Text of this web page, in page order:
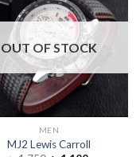
OUT OF STOCK
MEN
MJ2 Lewis Carroll